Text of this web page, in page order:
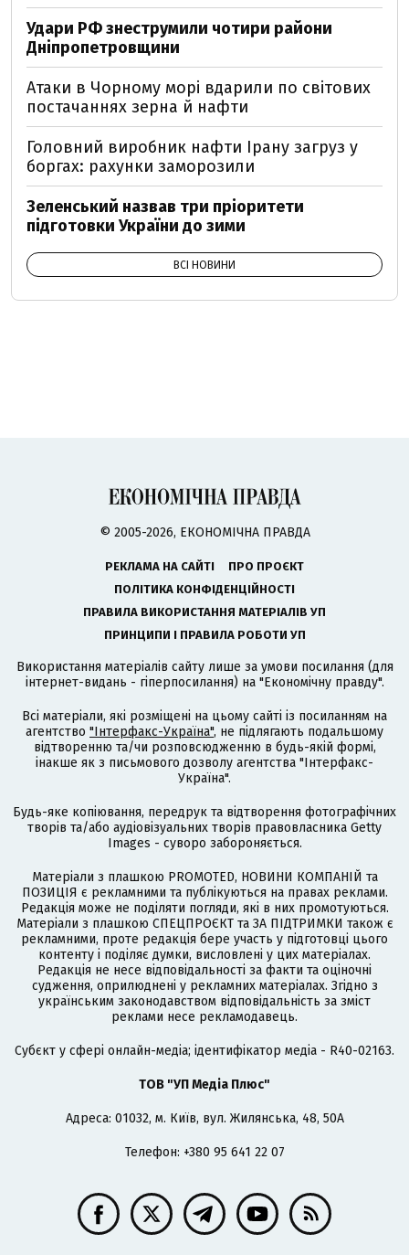
Удари РФ знеструмили чотири райони
Дніпропетровщини
Атаки в Чорному морі вдарили по світових
постачаннях зерна й нафти
Головний виробник нафти Ірану загруз у
боргах: рахунки заморозили
Зеленський назвав три пріоритети
підготовки України до зими
ВСІ НОВИНИ
© 2005-2026, ЕКОНОМІЧНА ПРАВДА
РЕКЛАМА НА САЙТІ
ПРО ПРОЄКТ
ПОЛІТИКА КОНФІДЕНЦІЙНОСТІ
ПРАВИЛА ВИКОРИСТАННЯ МАТЕРІАЛІВ УП
ПРИНЦИПИ І ПРАВИЛА РОБОТИ УП
Використання матеріалів сайту лише за умови посилання (для
інтернет-видань - гіперпосилання) на "Економічну правду".
Всі матеріали, які розміщені на цьому сайті із посиланням на
агентство "Інтерфакс-Україна", не підлягають подальшому
відтворенню та/чи розповсюдженню в будь-якій формі,
інакше як з письмового дозволу агентства "Інтерфакс-
Україна".
Будь-яке копіювання, передрук та відтворення фотографічних
творів та/або аудіовізуальних творів правовласника Getty
Images - суворо забороняється.
Матеріали з плашкою PROMOTED, НОВИНИ КОМПАНІЙ та
ПОЗИЦІЯ є рекламними та публікуються на правах реклами.
Редакція може не поділяти погляди, які в них промотуються.
Матеріали з плашкою СПЕЦПРОЄКТ та ЗА ПІДТРИМКИ також є
рекламними, проте редакція бере участь у підготовці цього
контенту і поділяє думки, висловлені у цих матеріалах.
Редакція не несе відповідальності за факти та оціночні
судження, оприлюднені у рекламних матеріалах. Згідно з
українським законодавством відповідальність за зміст
реклами несе рекламодавець.
Cубєкт у сфері онлайн-медіа; ідентифікатор медіа - R40-02163.
ТОВ "УП Медіа Плюс"
Адреса: 01032, м. Київ, вул. Жилянська, 48, 50А
Телефон: +380 95 641 22 07